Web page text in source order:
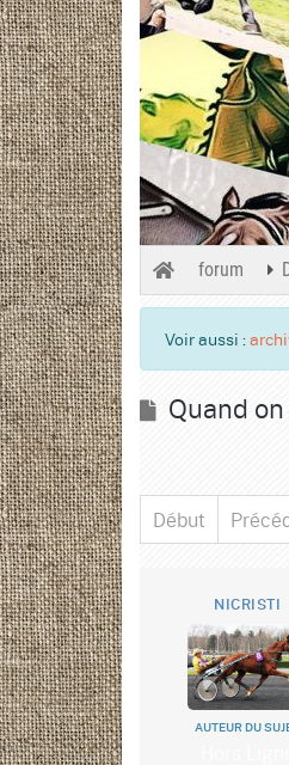
forum
Voir aussi :
Quand
Début
NICRISTI
AUTEUR DU